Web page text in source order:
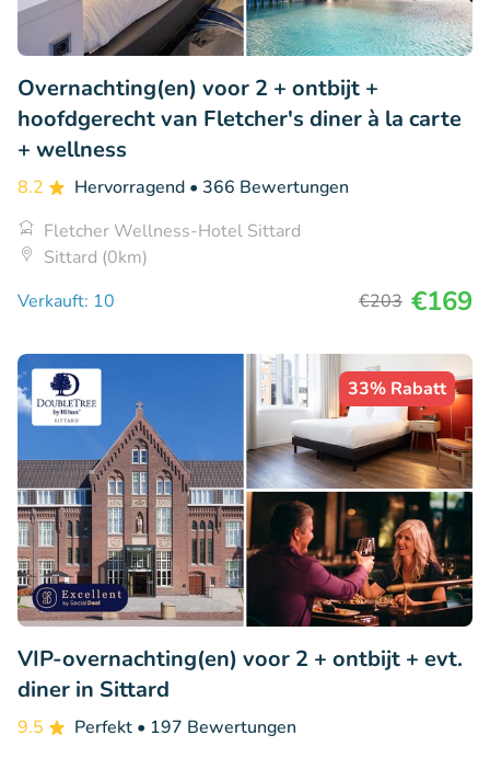
Overnachting(en) voor 2 + ontbijt +
hoofdgerecht van Fletcher's diner à la carte
+ wellness
8.2 Hervorragend • 366 Bewertungen
Fletcher Wellness-Hotel Sittard
Sittard (0km)
Verkauft: 10
€203 €169
33% Rabatt
VIP-overnachting(en) voor 2 + ontbijt + evt.
diner in Sittard
9.5 Perfekt • 197 Bewertungen